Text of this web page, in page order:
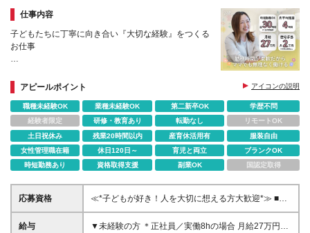
更の範囲)上記を除く当社関連勤務地
仕事内容
子どもたちに丁寧に向き合い『大切な経験』をつくる
お仕事
＊週5×実働6h（週30時間）勤務OK
＊最長3ヵ月の研修サポートあり
＊自社内保育園が無料
＊チーム体制で休暇も取りやすい！
アピールポイント アイコンの説明
職種未経験OK 業種未経験OK 第二新卒OK
学歴不問
経験者限定
研修・教育あり 転勤なし
リモートOK
土日祝休み
残業20時間以内 産育休活用有
服装自由
女性管理職在籍
休日120日～ 育児と両立
ブランクOK
時短勤務あり
資格取得支援 副業OK 国認定取得
応募資格
≪*子どもが好き！人を大切に想える方大歓迎*≫ ■未
経験歓迎 ■学歴不問／資格不要 ■職種・業種未経験歓
迎 ＼こんな方はお待ちしています！／ ・家庭やプラ
給与
▼未経験の方 ＊正社員／実働8hの場合 月給27万円～